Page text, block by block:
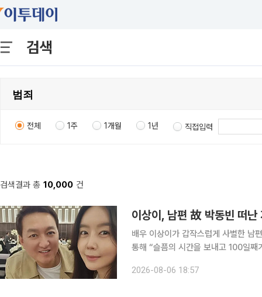
검색
전체 1주 1개월 1년 직접입력
검색결과 총 10,000 건
이상이, 남편 故 박동빈 떠
배우 이상이가 갑작스럽게 사별한 남편 故 박동빈을 추억
통해 “슬픔의 시간을 보내고 100일째
보내는 소소한 일상을 담았던 공간.
2026-08-06 18:57